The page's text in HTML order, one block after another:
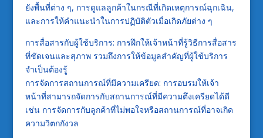
ยังพื้นที่ต่าง ๆ, การดูแลลูกค้าในกรณีที่เกิดเหตุการณ์ฉุกเฉิน,
และการให้คำแนะนำในการปฏิบัติตัวเมื่อเกิดภัยต่าง ๆ
การสื่อสารกับผู้ใช้บริการ: การฝึกให้เจ้าหน้าที่รู้วิธีการสื่อสาร
ที่ชัดเจนและสุภาพ รวมถึงการให้ข้อมูลสำคัญที่ผู้ใช้บริการ
จำเป็นต้องรู้
การจัดการสถานการณ์ที่มีความเครียด: การอบรมให้เจ้า
หน้าที่สามารถจัดการกับสถานการณ์ที่มีความตึงเครียดได้ดี
เช่น การจัดการกับลูกค้าที่ไม่พอใจหรือสถานการณ์ที่อาจเกิด
ความวิตกกังวล